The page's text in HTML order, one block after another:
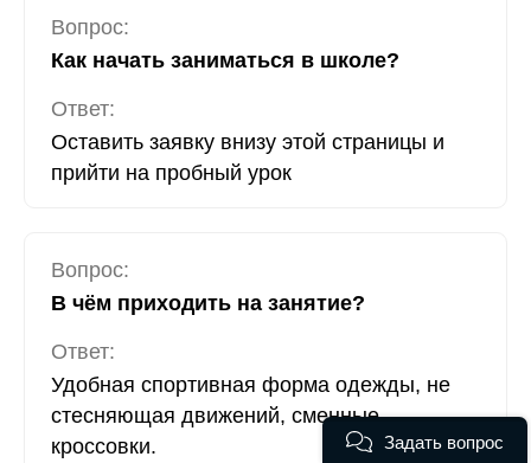
Вопрос:
Как начать заниматься в школе?
Ответ:
Оставить заявку внизу этой страницы и
прийти на пробный урок
Вопрос:
В чём приходить на занятие?
Ответ:
Удобная спортивная форма одежды, не
стесняющая движений, сменные
кроссовки.
Задать вопрос